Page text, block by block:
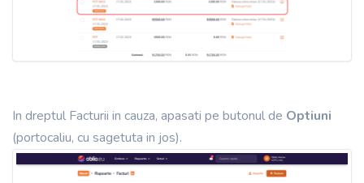
In dreptul Facturii in cauza, apasati pe butonul de Optiuni
(portocaliu, cu sagetuta in jos).